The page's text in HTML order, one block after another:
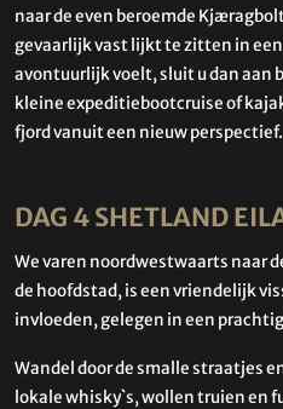
naar de even beroemde
gevaarlijk vast lijkt te zitten in een
avontuurlijk voelt, sluit u dan aan
kleine expeditiebootcruise of
fjord vanuit een nieuw perspectief.
DAG 4 SHETLAND
We varen noordwestwaarts naar
de hoofdstad, is een vriendelijk
invloeden, gelegen in een
Wandel door de smalle straatjes
lokale whisky`s, wollen truien en